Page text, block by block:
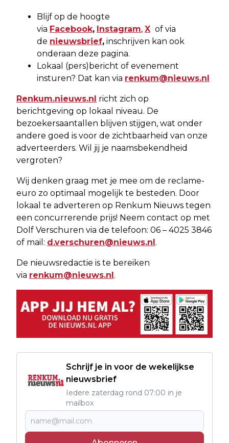
Blijf op de hoogte
via Facebook, Instagram, X of via
de nieuwsbrief, inschrijven kan ook
onderaan deze pagina.
Lokaal (pers)bericht of evenement
insturen? Dat kan via renkum@nieuws.nl
Renkum.nieuws.nl richt zich op
berichtgeving op lokaal niveau. De
bezoekersaantallen blijven stijgen, wat onder
andere goed is voor de zichtbaarheid van onze
adverteerders. Wil jij je naamsbekendheid
vergroten?
Wij denken graag met je mee om de reclame-
euro zo optimaal mogelijk te besteden. Door
lokaal te adverteren op Renkum Nieuws tegen
een concurrerende prijs! Neem contact op met
Dolf Verschuren via de telefoon: 06 – 4025 3846
of mail: d.verschuren@nieuws.nl.
De nieuwsredactie is te bereiken
via renkum@nieuws.nl.
Schrijf je in voor de wekelijkse
nieuwsbrief
Iedere zaterdag rond 07:00 in je
mailbox